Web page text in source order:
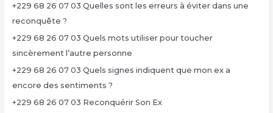
+229 68 26 07 03 Quelles sont les erreurs à éviter dans une
reconquête ?
+229 68 26 07 03 Quels mots utiliser pour toucher
sincèrement l’autre personne
+229 68 26 07 03 Quels signes indiquent que mon ex a
encore des sentiments ?
+229 68 26 07 03 Reconquérir Son Ex